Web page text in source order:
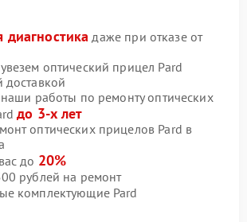
диагностика даже при отказе от
оптический прицел Pard
доставкой
наши работы по ремонту оптических
до 3-х лет
оптических прицелов Pard в
до 20%
рублей на ремонт
комплектующие Pard